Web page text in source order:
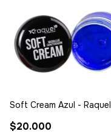
Soft Cream Azul - Raquel
$20.000